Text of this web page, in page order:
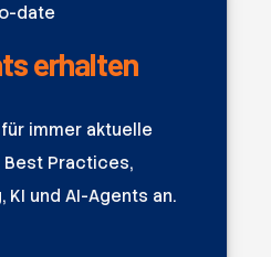
date
erhalten
immer aktuelle
Best Practices,
und AI-Agents an.